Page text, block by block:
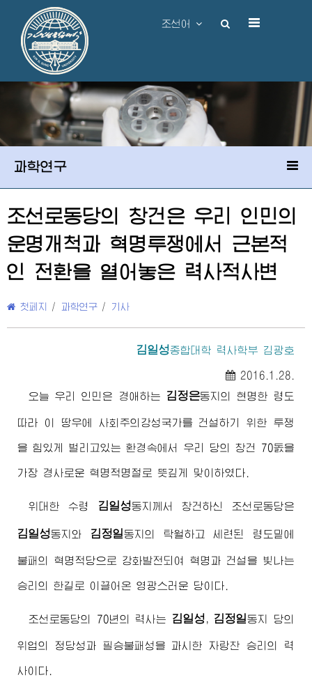
조선어
과학연구
조선로동당의 창건은 우리 인민의
운명개척과 혁명투쟁에서 근본적
인 전환을 열어놓은 력사적사변
첫페지 / 과학연구 / 기사
김일성종합대학 력사학부 김광호
2016.1.28.
오늘 우리 인민은 경애하는 김정은동지 의 현명한 령도
따라 이 땅우에 사회주의강성국가를 건설하기 위한 투쟁
을 힘있게 벌리고있는 환경속에서 우리 당의 창건 70돐을
가장 경사로운 혁명적명절로 뜻깊게 맞이하였다.
위대한 수령 김일성동지 께서 창건하신 조선로동당은
김일성동지 와 김정일동지 의 탁월하고 세련된 령도밑에
불패의 혁명적당으로 강화발전되여 혁명과 건설을 빛나는
승리의 한길로 이끌어온 영광스러운 당이다.
조선로동당의 70년의 력사는 김일성 , 김정일동지 당의
위업의 정당성과 필승불패성을 과시한 자랑찬 승리의 력
사이다.